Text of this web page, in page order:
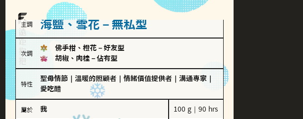
主調 海鹽、雪花－無私型
次調
佛手柑、橙花 － 好友型
胡椒、肉桂 － 佔有型
特性
聖母情節 溫暖的照顧者 情緒價值提供者 溝通專家
愛吃醋
屬於 我 100 g｜90 hrs